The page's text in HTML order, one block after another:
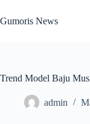
to
content
Gumoris News
Trend Model Baju
admin